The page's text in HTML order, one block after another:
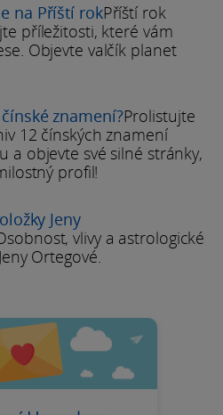
na Příští rokPříští rok
příležitosti, které vám
Objevte valčík planet
znamení?Prolistujte
12 čínských znamení
a objevte své silné stránky,
profil!
Jeny
vlivy a astrologické
Ortegové.